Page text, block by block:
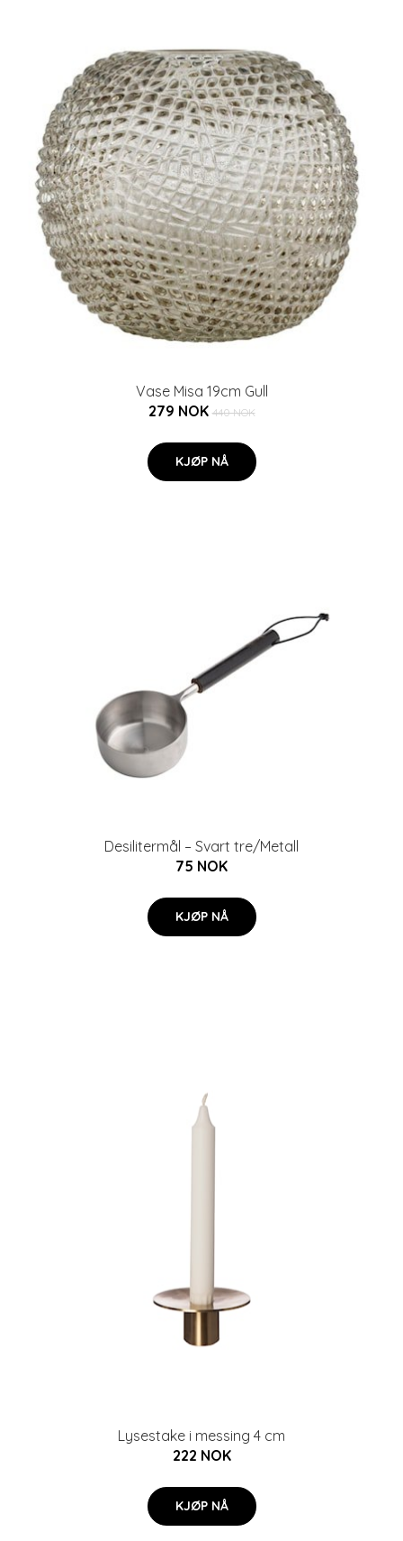
Vase Misa 19cm Gull
279 NOK 440 NOK
KJØP NÅ
Desilitermål – Svart tre/Metall
75 NOK
KJØP NÅ
Lysestake i messing 4 cm
222 NOK
KJØP NÅ